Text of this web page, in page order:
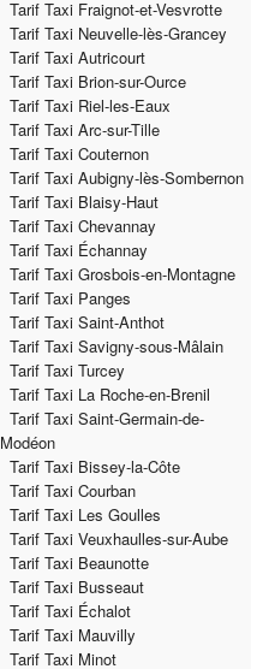
Tarif Taxi Fraignot-et-Vesvrotte
Tarif Taxi Neuvelle-lès-Grancey
Tarif Taxi Autricourt
Tarif Taxi Brion-sur-Ource
Tarif Taxi Riel-les-Eaux
Tarif Taxi Arc-sur-Tille
Tarif Taxi Couternon
Tarif Taxi Aubigny-lès-Sombernon
Tarif Taxi Blaisy-Haut
Tarif Taxi Chevannay
Tarif Taxi Échannay
Tarif Taxi Grosbois-en-Montagne
Tarif Taxi Panges
Tarif Taxi Saint-Anthot
Tarif Taxi Savigny-sous-Mâlain
Tarif Taxi Turcey
Tarif Taxi La Roche-en-Brenil
Tarif Taxi Saint-Germain-de-
Modéon
Tarif Taxi Bissey-la-Côte
Tarif Taxi Courban
Tarif Taxi Les Goulles
Tarif Taxi Veuxhaulles-sur-Aube
Tarif Taxi Beaunotte
Tarif Taxi Busseaut
Tarif Taxi Échalot
Tarif Taxi Mauvilly
Tarif Taxi Minot